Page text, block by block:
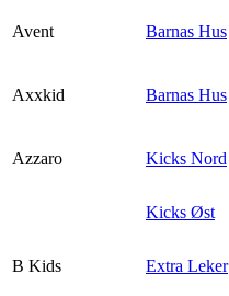
Avent Barnas Hus
Axxkid Barnas Hus
Azzaro Kicks Nord
Kicks Øst
B Kids Extra Leker